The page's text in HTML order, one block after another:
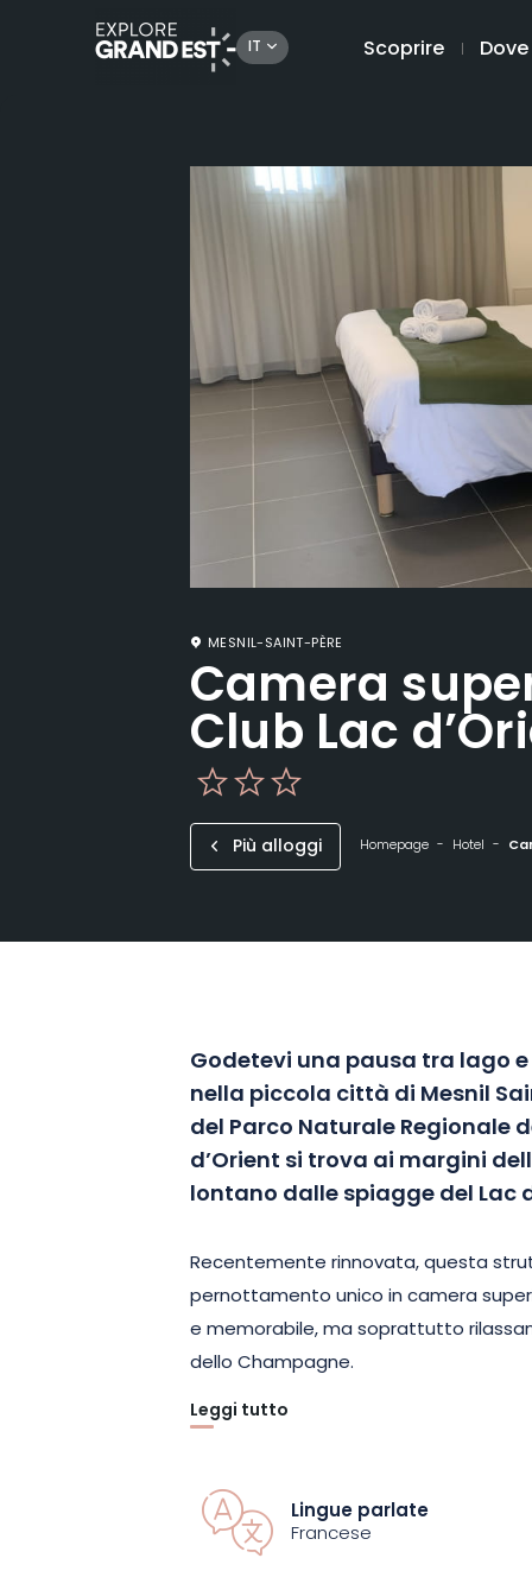
IT Scoprire
MESNIL-SAINT-PÈRE
Camera
Club Lac
Più alloggi Homepage Hotel
Godetevi una pausa tra lago
nella piccola città di Mesnil
del Parco Naturale Regionale
d’Orient si trova ai margini
lontano dalle spiagge del Lac
Recentemente rinnovata, questa
pernottamento unico in camera
e memorabile, ma soprattutto
dello Champagne.
Apprezzato per la tranquillità e la
delle aspettative, tra cui TV a
privato con cabina doccia, WC
guardaroba, minibar e connessione
Leggi tutto
Lingue parlate
Francese